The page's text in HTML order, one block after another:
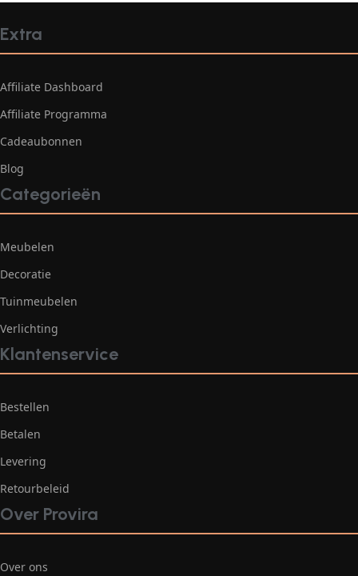
Extra
Affiliate Dashboard
Affiliate Programma
Cadeaubonnen
Blog
Categorieën
Meubelen
Decoratie
Tuinmeubelen
Verlichting
Klantenservice
Bestellen
Betalen
Levering
Retourbeleid
Over Provira
Over ons